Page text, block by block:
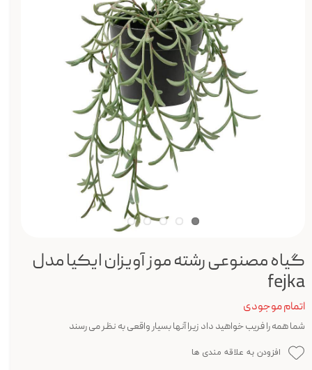
گیاه مصنوعی رشته موز آویزان ایکیا مدل
fejka
اتمام موجودی
شما همه را فریب خواهید داد زیرا آنها بسیار واقعی به نظر می رسند
افزودن به علاقه مندی ها